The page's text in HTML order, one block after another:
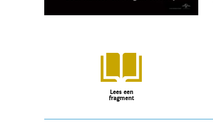
Lees een
fragment